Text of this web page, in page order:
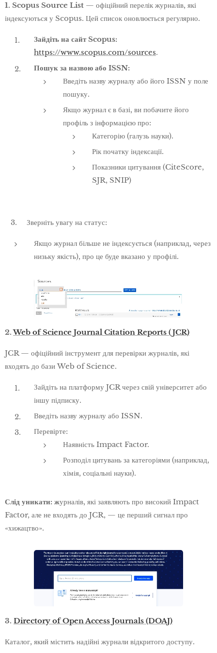
1. Scopus Source List — офіційний перелік журналів, які
індексуються у Scopus. Цей список оновлюється регулярно.
Зайдіть на сайт Scopus:
https://www.scopus.com/sources.
Пошук за назвою або ISSN:
Введіть назву журналу або його ISSN у поле
пошуку.
Якщо журнал є в базі, ви побачите його
профіль з інформацією про:
Категорію (галузь науки).
Рік початку індексації.
Показники цитування (CiteScore,
SJR, SNIP)
3. Зверніть увагу на статус:
Якщо журнал більше не індексується (наприклад, через
низьку якість), про це буде вказано у профілі.
2.Web of Science Journal Citation Reports (JCR)
JCR — офіційний інструмент для перевірки журналів, які
входять до бази Web of Science.
Зайдіть на платформу JCR через свій університет або
іншу підписку.
Введіть назву журналу або ISSN.
Перевірте:
Наявність Impact Factor.
Розподіл цитувань за категоріями (наприклад,
хімія, соціальні науки).
Слід уникати: журналів, які заявляють про високий Impact
Factor, але не входять до JCR, — це перший сигнал про
«хижацтво».
3. Directory of Open Access Journals (DOAJ)
Каталог, який містить надійні журнали відкритого доступу.